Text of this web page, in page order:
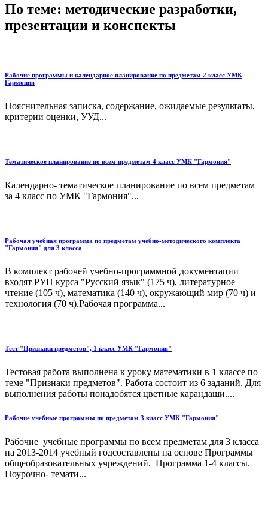
По теме: методические разработки,
презентации и конспекты
Рабочие программы и календарное планирование по предметам 2 класс УМК
Гармония
Пояснительная записка, содержание, ожидаемые результаты,
критерии оценки, УУД...
Тематическое планирование по всем предметам 4 класс УМК "Гармония"
Календарно- тематическое планирование по всем предметам
за 4 класс по УМК "Гармония"...
Рабочая учебная программа по предметам учебно-методического комплекта
"Гармония" для 3 класса
В комплект рабочей учебно-программной документации
входят РУП курса "Русский язык" (175 ч), литературное
чтение (105 ч), математика (140 ч), окружающий мир (70 ч) и
технология (70 ч).Рабочая программа...
Тест "Признаки предметов", 1 класс УМК "Гармония"
Тестовая работа выполнена к уроку математики в 1 классе по
теме "Признаки предметов". Работа состоит из 6 заданий. Для
выполнения работы понадобятся цветные карандаши....
Рабочие учебные программы по предметам 3 класс УМК "Гармония"
Рабочие учебные программы по всем предметам для 3 класса
на 2013-2014 учебный годсоставлены на основе Программы
общеобразовательных учреждений. Программа 1-4 классы.
Поурочно- темати...